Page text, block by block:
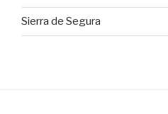
Sierra de Segura